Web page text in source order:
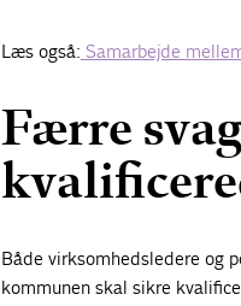
Læs også: Samarbejde
Færre
Både virksomhedsledere og
kommunen skal sikre